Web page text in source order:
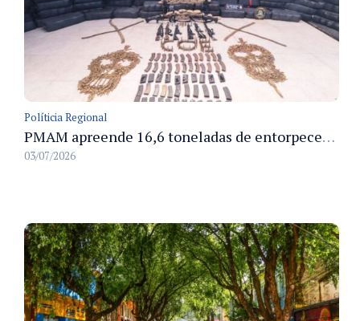
Políticia Regional
PMAM apreende 16,6 toneladas de entorpecentes e registra aumento nas prisões em flagrante e nas capturas de foragidos no primeiro semestre de 2026
03/07/2026